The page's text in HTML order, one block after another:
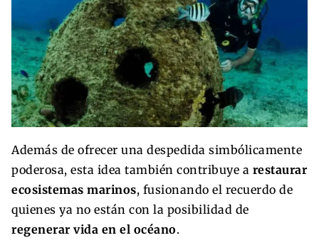
Además de ofrecer una despedida simbólicamente
poderosa, esta idea también contribuye a restaurar
ecosistemas marinos, fusionando el recuerdo de
quienes ya no están con la posibilidad de
regenerar vida en el océano.